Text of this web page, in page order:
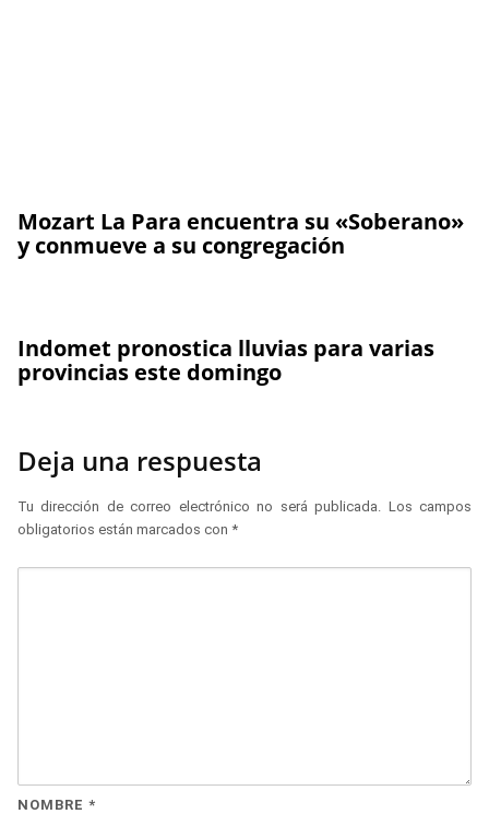
Mozart La Para encuentra su «Soberano»
y conmueve a su congregación
Indomet pronostica lluvias para varias
provincias este domingo
Deja una respuesta
Tu dirección de correo electrónico no será publicada.
Los campos
obligatorios están marcados con *
NOMBRE *